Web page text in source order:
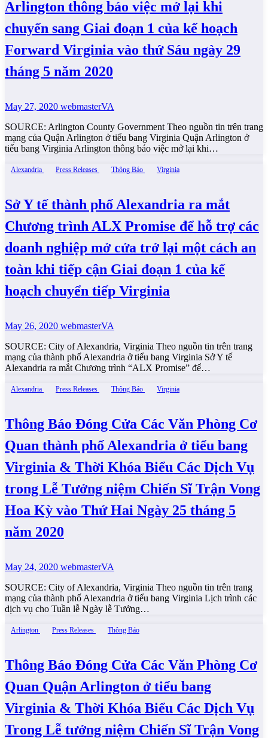
Arlington thông báo việc mở lại khi
chuyển sang Giai đoạn 1 của kế hoạch
Forward Virginia vào thứ Sáu ngày 29
tháng 5 năm 2020
May 27, 2020 webmasterVA
SOURCE: Arlington County Government Theo nguồn tin trên trang
mạng của Quận Arlington ở tiểu bang Virginia Quận Arlington ở
tiểu bang Virginia Arlington thông báo việc mở lại khi…
Alexandria Press Releases Thông Báo Virginia
Sở Y tế thành phố Alexandria ra mắt
Chương trình ALX Promise để hỗ trợ các
doanh nghiệp mở cửa trở lại một cách an
toàn khi tiếp cận Giai đoạn 1 của kế
hoạch chuyển tiếp Virginia
May 26, 2020 webmasterVA
SOURCE: City of Alexandria, Virginia Theo nguồn tin trên trang
mạng của thành phố Alexandria ở tiểu bang Virginia Sở Y tế
Alexandria ra mắt Chương trình “ALX Promise” để…
Alexandria Press Releases Thông Báo Virginia
Thông Báo Đóng Cửa Các Văn Phòng Cơ
Quan thành phố Alexandria ở tiểu bang
Virginia & Thời Khóa Biểu Các Dịch Vụ
trong Lễ Tưởng niệm Chiến Sĩ Trận Vong
Hoa Kỳ vào Thứ Hai Ngày 25 tháng 5
năm 2020
May 24, 2020 webmasterVA
SOURCE: City of Alexandria, Virginia Theo nguồn tin trên trang
mạng của thành phố Alexandria ở tiểu bang Virginia Lịch trình các
dịch vụ cho Tuần lễ Ngày lễ Tưởng…
Arlington Press Releases Thông Báo
Thông Báo Đóng Cửa Các Văn Phòng Cơ
Quan Quận Arlington ở tiểu bang
Virginia & Thời Khóa Biểu Các Dịch Vụ
Trong Lễ tưởng niệm Chiến Sĩ Trận Vong